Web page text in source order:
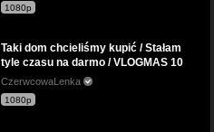
1080p
Taki dom chcieliśmy kupić / Stałam
tyle czasu na darmo / VLOGMAS 10
CzerwcowaLenka
1080p